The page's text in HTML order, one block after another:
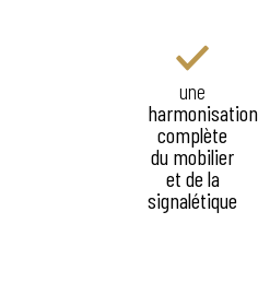
positionnement
une
harmonisation
complète
du mobilier
et de la
signalétique